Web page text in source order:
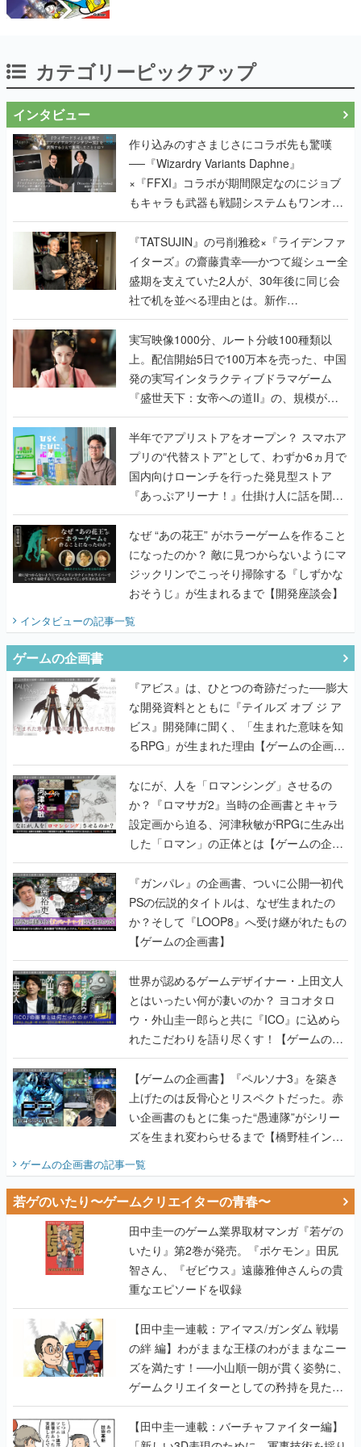
カテゴリーピックアップ
インタビュー
作り込みのすさまじさにコラボ先も驚嘆
──『Wizardry Variants Daphne』
×『FFXI』コラボが期間限定なのにジョブ
もキャラも武器も戦闘システムもワンオフ
で作り込まれた理由を両ディレクターに聞
く
『TATSUJIN』の弓削雅稔×『ライデンファ
イターズ』の齋藤貴幸──かつて縦シュー全
盛期を支えていた2人が、30年後に同じ会
社で机を並べる理由とは。新作
『TATSUJIN EXTREME』で初タッグを組
んだレジェンド2人に訊く開発秘話
実写映像1000分、ルート分岐100種類以
上。配信開始5日で100万本を売った、中国
発の実写インタラクティブドラマゲーム
『盛世天下：女帝への道II』の、規模が違
うこだわりをプロデューサーに聞いた
半年でアプリストアをオープン？ スマホア
プリの“代替ストア”として、わずか6ヵ月で
国内向けローンチを行った発見型ストア
『あっぷアリーナ！』仕掛け人に話を聞い
てみた
なぜ “あの花王” がホラーゲームを作ること
になったのか？ 敵に見つからないようにマ
ジックリンでこっそり掃除する『しずかな
おそうじ』が生まれるまで【開発座談会】
インタビューの記事一覧
ゲームの企画書
『アビス』は、ひとつの奇跡だった──膨大
な開発資料とともに『テイルズ オブ ジ ア
ビス』開発陣に聞く、「生まれた意味を知
るRPG」が生まれた理由【ゲームの企画
書】
なにが、人を「ロマンシング」させるの
か？『ロマサガ2』当時の企画書とキャラ
設定画から迫る、河津秋敏がRPGに生み出
した「ロマン」の正体とは【ゲームの企画
書】
『ガンパレ』の企画書、ついに公開━初代
PSの伝説的タイトルは、なぜ生まれたの
か？そして『LOOP8』へ受け継がれたもの
【ゲームの企画書】
世界が認めるゲームデザイナー・上田文人
とはいったい何が凄いのか？ ヨコオタロ
ウ・外山圭一郎らと共に『ICO』に込めら
れたこだわりを語り尽くす！【ゲームの企
画書】
【ゲームの企画書】『ペルソナ3』を築き
上げたのは反骨心とリスペクトだった。赤
い企画書のもとに集った“愚連隊”がシリー
ズを生まれ変わらせるまで【橋野桂インタ
ゲームの企画書の記事一覧
若ゲのいたり〜ゲームクリエイターの青春〜
田中圭一のゲーム業界取材マンガ『若ゲの
いたり』第2巻が発売。『ポケモン』田尻
智さん、『ゼビウス』遠藤雅伸さんらの貴
重なエピソードを収録
【田中圭一連載：アイマス/ガンダム 戦場
の絆 編】わがままな王様のわがままなニー
ズを満たす！──小山順一朗が貫く姿勢に、
ゲームクリエイターとしての矜持を見た
【若ゲのいたり最終回】
【田中圭一連載：バーチャファイター編】